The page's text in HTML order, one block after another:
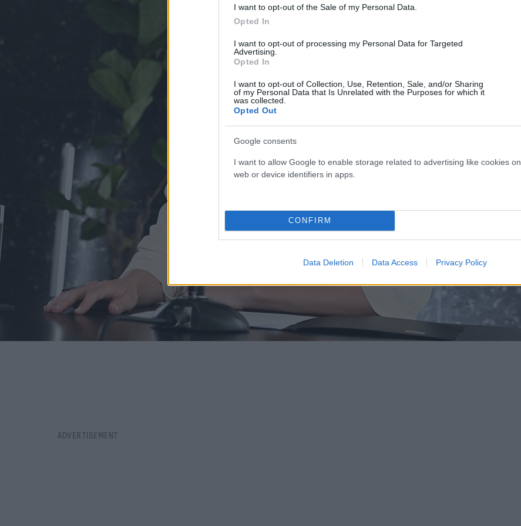
I want to opt-out of the Sale of my Personal Data.
Opted In
I want to opt-out of processing my Personal Data for Targeted
Advertising.
Opted In
I want to opt-out of Collection, Use, Retention, Sale, and/or Sharing
of my Personal Data that Is Unrelated with the Purposes for which it
was collected.
Opted Out
Google consents
I want to allow Google to enable storage related to advertising like cookies on
web or device identifiers in apps.
CONFIRM
Data Deletion Data Access Privacy Policy